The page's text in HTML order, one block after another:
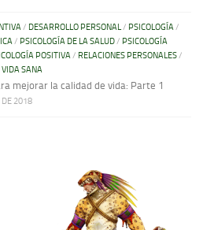
/ DESARROLLO PERSONAL/ PSICOLOGÍA/
/ PSICOLOGÍA DE LA SALUD/ PSICOLOGÍA
POSITIVA/ RELACIONES PERSONALES/
VIDA SANA
mejorar la calidad de vida: Parte 1
DE 2018